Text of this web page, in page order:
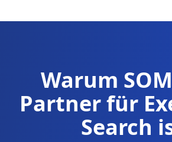
Warum
Partner für
Search